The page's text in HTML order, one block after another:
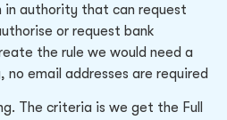
in authority that can request
or request bank
the rule we would need a
no email addresses are required
The criteria is we get the Full